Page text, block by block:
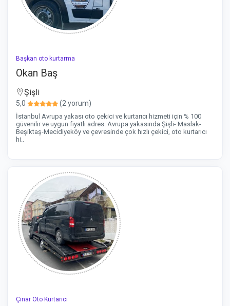
Başkan oto kurtarma
Okan Baş
Şişli
5,0 (2 yorum)
İstanbul Avrupa yakası oto çekici ve kurtarıcı hizmeti için % 100
güvenilir ve uygun fiyatlı adres. Avrupa yakasında Şişli- Maslak-
Beşiktaş-Mecidiyeköy ve çevresinde çok hızlı çekici, oto kurtarıcı
hi..
Çınar Oto Kurtarıcı